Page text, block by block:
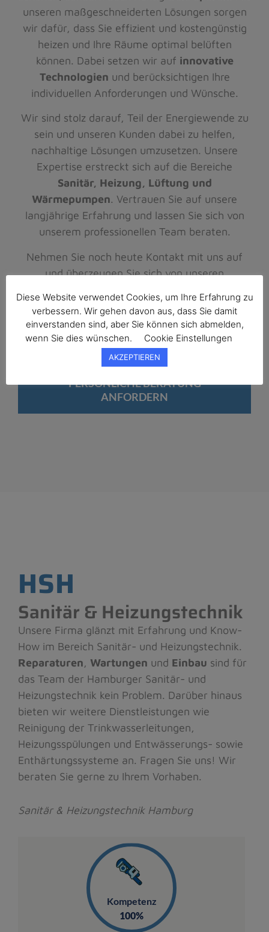
unseren maßgeschneiderten Lösungen sorgen
wir dafür, dass Sie effizient und kostengünstig
heizen und Ihre Räume optimal belüften
können. Dabei setzen wir auf innovative
Technologien und berücksichtigen Ihre
individuellen Anforderungen und Wünsche.
Wir sind stolz darauf, Teil der Energiewende zu
sein und unseren Kunden dabei zu helfen,
nachhaltige Lösungen umzusetzen. Unsere
Expertise erstreckt sich auf die Bereiche
Sanitär, Heizung, Lüftung und
Wärmepumpen. Vertrauen Sie auf unsere
langjährige Erfahrung und lassen Sie sich von
unserem professionellen Team beraten.
Nehmen Sie noch heute Kontakt mit uns auf
und überzeugen Sie sich von unseren
darauf, Sie bei Ihrem Projekt zu unterstützen
und Ihnen zu einem komfortablen und
energieeffizienten Zuhause zu verhelfen.
PERSÖNLICHE BERATUNG
ANFORDERN
HSH
Sanitär & Heizungstechnik
Unsere Firma glänzt mit Erfahrung und Know-
How im Bereich Sanitär- und Heizungstechnik.
Reparaturen, Wartungen und Einbau sind für
das Team der Hamburger Sanitär- und
Heizungstechnik kein Problem. Darüber hinaus
bieten wir weitere Dienstleistungen wie
Reinigung der Trinkwasserleitungen,
Heizungsspülungen und Entwässerungs- sowie
Enthärtungssysteme an. Fragen Sie uns! Wir
beraten Sie gerne zu Ihrem Vorhaben.
Sanitär & Heizungstechnik Hamburg
Kompetenz
100%
Diese Website verwendet Cookies, um Ihre Erfahrung zu
verbessern. Wir gehen davon aus, dass Sie damit
einverstanden sind, aber Sie können sich abmelden,
wenn Sie dies wünschen.
Cookie Einstellungen
AKZEPTIEREN